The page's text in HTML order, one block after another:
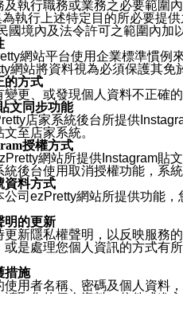
執行職務或業務之必要範圍
執行上述特定目的所必要提
國境內及法令許可之範圍內加
網站平台使用企業標準慣例
網站將資料視為必須保護其
的方式
變更、或發現個人資料不正確
文同步功能
店家系統後台所提供
至店家系統。
授權方式
網站所提供Instagram貼
後台使用取消授權功能，系
資料方式
公司ezPretty網站所提供功能
明的更新
更新隱私權聲明，以反映服務
或是處理您個人資訊的方式有
措施
使用者名稱、密碼及個人資料
取您的個人資料、信件或進入